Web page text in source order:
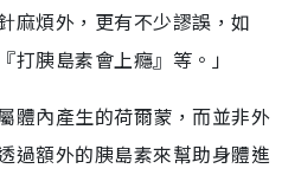
麻煩外，更有不少謬誤，如
打胰島素會上癮』等。」
體內產生的荷爾蒙，而並非外
過額外的胰島素來幫助身體進